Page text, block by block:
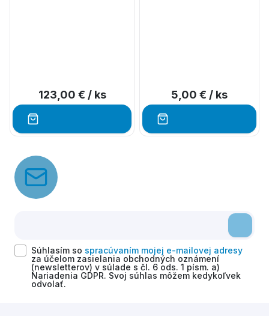
123,00 € / ks 5,00 € / ks
Súhlasím so spracúvaním mojej e-mailovej adresy
za účelom zasielania obchodných oznámení
(newsletterov) v súlade s čl. 6 ods. 1 písm. a)
Nariadenia GDPR. Svoj súhlas môžem kedykoľvek
odvolať.